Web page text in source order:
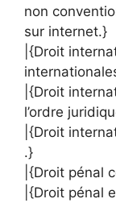
non
sur internet.}
|{Droit
|{Droit
l’ordre
|{Droit
.}
|{Droit pénal
|{Droit pénal